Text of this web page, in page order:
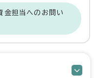
金担当へのお問い